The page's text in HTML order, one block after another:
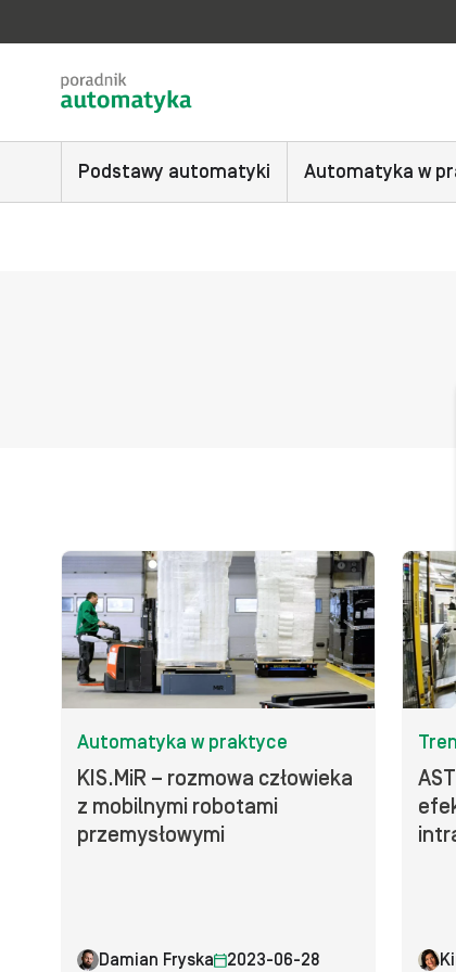
Podstawy automatyki Automatyka w
Automatyka w praktyce
KIS.MiR – rozmowa człowieka
z mobilnymi robotami
przemysłowymi
Damian Fryska 2023-06-28